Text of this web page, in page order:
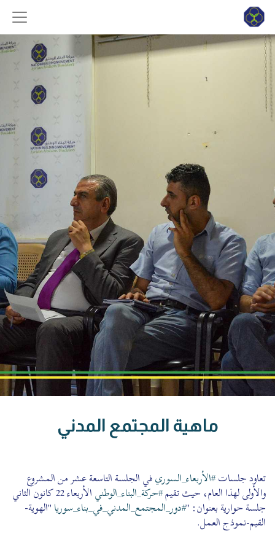
ماهية المجتمع المدني
تعاود جلسات#الأربعاء_السوريفي الجلسة التاسعة عشر من المشروع
والأولى لهذا العام، حيث تقيم#حركة_البناء_الوطني الأربعاء 22 كانون الثاني
جلسة حوارية بعنوان: "#دور_المجتمع_المدني_في_بناء_سوريا"الهوية-
القيم-نموذج العمل.